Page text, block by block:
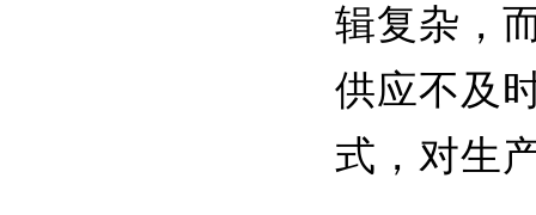
辑复杂，
供应不及
式，对生